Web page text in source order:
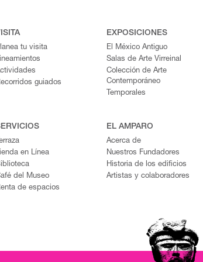
tu visita
guiados
EXPOSICIONES
El México Antiguo
Salas de Arte Virreinal
Colección de Arte
Contemporáneo
Temporales
en Línea
del Museo
de espacios
EL AMPARO
Acerca de
Nuestros Fundadores
Historia de los edificios
Artistas y colaboradores